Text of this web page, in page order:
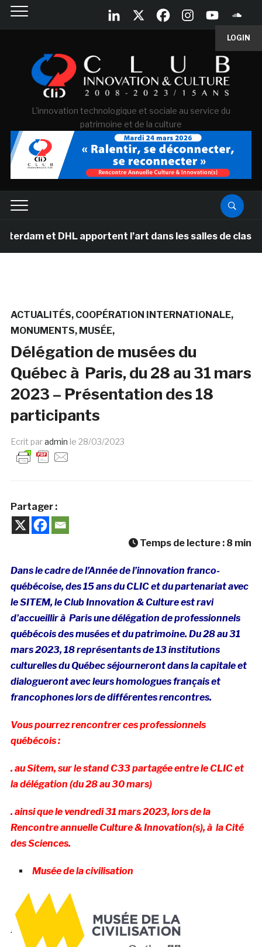
LOGIN
L'innovation technologique et sociale au service du
patrimoine et de la culture
et DHL apportent l’art dans les salles de classe des
ACTUALITÉS COOPÉRATION INTERNATIONALE
MONUMENTS MUSÉE
Délégation de musées du
Québec à Paris, du 28 au 31 mars
2023 – Présentation des 18
participants
Ecrit paradmin le 28/03/2023
Partager :
Temps de lecture : 8 min
Dans le cadre de l’Année de l’innovation franco-
québécoise, des 15 ans du CLIC et du partenariat avec
le SITEM, le Club Innovation & Culture est ravi
d’accueillir à Paris une délégation de professionnels
québécois des musées et du patrimoine. Du 28 au 31
mars 2023, 18 représentants de 13 institutions
culturelles du Québec séjourneront dans la capitale et
dialogueront avec leurs homologues français et
francophones lors de différentes rencontres.
Vous pourrez rencontrer ces professionnels
québécois :
. au Sitem, sur le stand C33 partagée entre le CLIC et
la délégation (du 28 au 30 mars)
. ainsi que le vendredi 31 mars 2023, lors de la
Rencontre annuelle Culture & Innovation(s), à la Cité
des Sciences.
Musée de la civilisation
.